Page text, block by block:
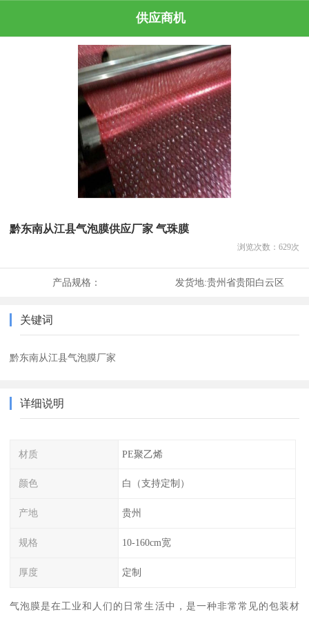
供应商机
黔东南从江县气泡膜供应厂家 气珠膜
浏览次数： 629次
产品规格： 发货地:贵州省贵阳白云区
关键词
黔东南从江县气泡膜厂家
详细说明
材质 PE聚乙烯
颜色 白（支持定制）
产地 贵州
规格 10-160cm宽
厚度 定制
气泡膜是在工业和人们的日常生活中，是一种非常常见的包装材